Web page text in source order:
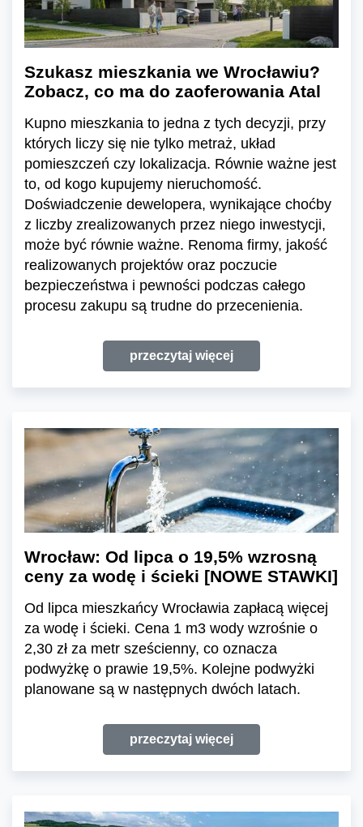
Szukasz mieszkania we Wrocławiu?
Zobacz, co ma do zaoferowania Atal
Kupno mieszkania to jedna z tych decyzji, przy
których liczy się nie tylko metraż, układ
pomieszczeń czy lokalizacja. Równie ważne jest
to, od kogo kupujemy nieruchomość.
Doświadczenie dewelopera, wynikające choćby
z liczby zrealizowanych przez niego inwestycji,
może być równie ważne. Renoma firmy, jakość
realizowanych projektów oraz poczucie
bezpieczeństwa i pewności podczas całego
procesu zakupu są trudne do przecenienia.
przeczytaj więcej
Wrocław: Od lipca o 19,5% wzrosną
ceny za wodę i ścieki [NOWE STAWKI]
Od lipca mieszkańcy Wrocławia zapłacą więcej
za wodę i ścieki. Cena 1 m3 wody wzrośnie o
2,30 zł za metr sześcienny, co oznacza
podwyżkę o prawie 19,5%. Kolejne podwyżki
planowane są w następnych dwóch latach.
przeczytaj więcej